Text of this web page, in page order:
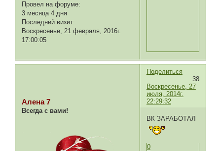
Провел на форуме:
3 месяца 4 дня
Последний визит:
Воскресенье, 21 февраля, 2016г.
17:00:05
Поделиться
38
Воскресенье, 27
июля, 2014г.
22:29:32
Алена 7
Всегда с вами!
ВК ЗАРАБОТАЛ
0